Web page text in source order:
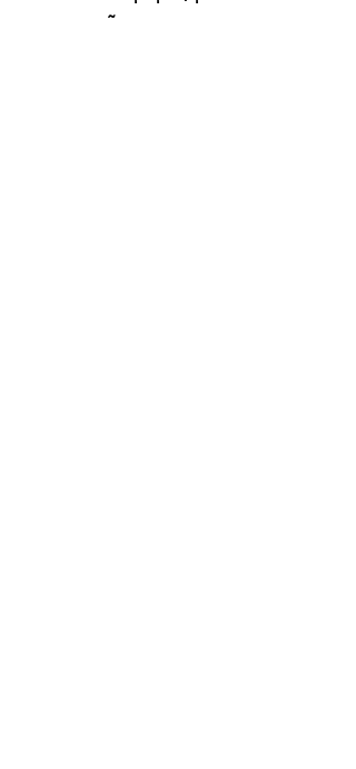
pequeño que parezca,